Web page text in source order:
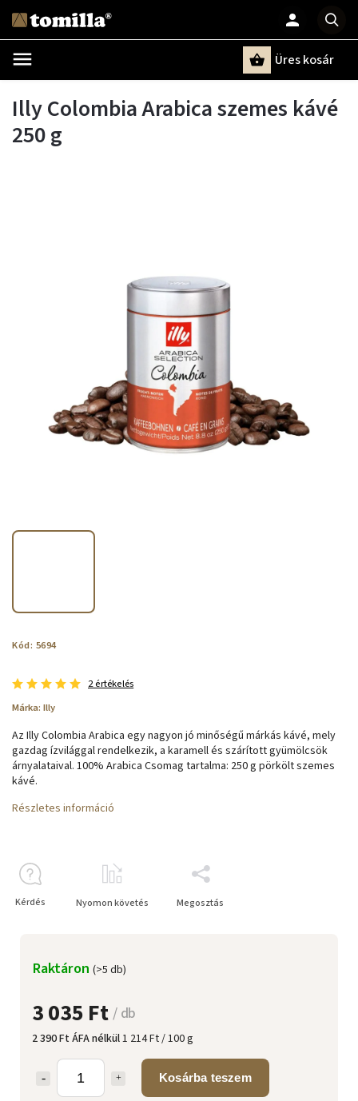
Üres kosár
Illy Colombia Arabica szemes kávé
250 g
Kód: 5694
2 értékelés
Márka: Illy
3 035 Ft/ db
2 390 Ft ÁFA nélkül1 214 Ft / 100 g
Kosárba teszem
Raktáron (>5 db)
Az Illy Colombia Arabica egy nagyon jó minőségű márkás kávé, mely
gazdag ízvilággal rendelkezik, a karamell és szárított gyümölcsök
árnyalataival. 100% Arabica Csomag tartalma: 250 g pörkölt szemes
kávé.
Részletes információ
Kérdés Nyomon követés Megosztás